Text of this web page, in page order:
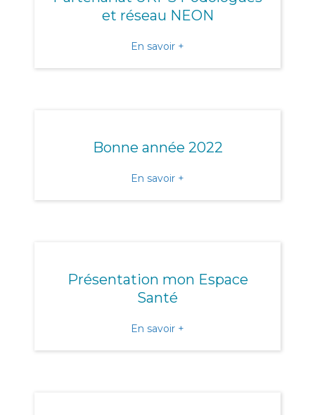
et réseau NEON
En savoir +
Bonne année 2022
En savoir +
Présentation mon Espace
Santé
En savoir +